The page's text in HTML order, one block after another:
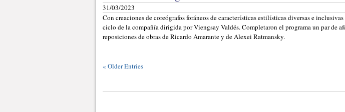
31/03/2023
Con creaciones de coreógrafos foráneos de características estilísticas diversas e inclusivas
ciclo de la compañía dirigida por Viengsay Valdés. Completaron el programa un par de
reposiciones de obras de Ricardo Amarante y de Alexei Ratmansky.
« Older Entries